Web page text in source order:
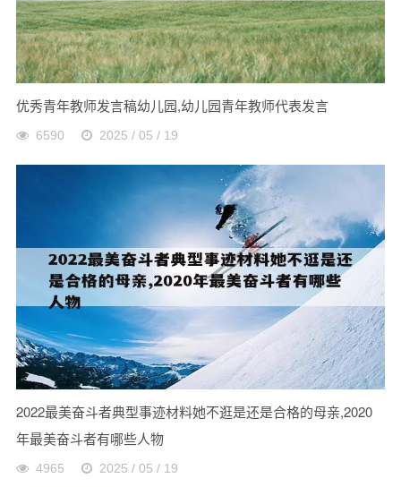
优秀青年教师发言稿幼儿园,幼儿园青年教师代表发言
6590 2025 / 05 / 19
2022最美奋斗者典型事迹材料她不逛是还是合格的母亲,2020
年最美奋斗者有哪些人物
4965 2025 / 05 / 19